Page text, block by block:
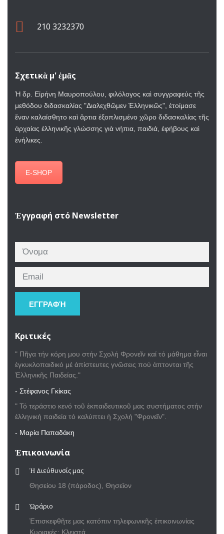
210 3232370
Σχετικὰ μ' ἐμᾶς
Ἡ δρ. Εἰρήνη Μαυροπούλου, φιλόλογος καὶ συγγραφεύς τῆς
μεθόδου διδασκαλίας "Διαλεχθῶμεν Ἐλληνικῶς", ἐτοίμασε
ἕναν καλαίσθητο καὶ ἄρτια ἐξοπλισμένο χῶρο διδασκαλίας τῆς
ἀρχαίας ἑλληνικῆς γλώσσης γιὰ νήπια, παιδιά, ἐφήβους καὶ
ἐνήλικες.
E-SHOP
Ἐγγραφή στό Newsletter
Κριτικές
" Πῆγα τήν κόρη μου στήν Σχολή Φρονεῖν καί τό μάθημα εἶναι
ἐγκυκλοπαιδικό μέ ἀπίστευτες γνῶσεις πού ἁπτονται τῆς
Ἑλληνικῆς Παιδείας."
- Στέφανος Γκίκας
" Τό τεράστιο κενό τοῦ ἐκπαιδευτικοῦ μας συστήματος στήν
ἑλληνική παιδεία τό καλύπτει ἡ Σχολή "Φρονεῖν".
- Μαρία Παπαδάκη
Ἐπικοινωνία
Ἡ Διεύθυνσίς μας
Θησείου 18 (πάροδος), Θησεῑον
Ὡράριο
Ἐπισκεφθῆτε μας κατόπιν τηλεφωνικῆς ἐπικοινωνίας
Κυριακές: Κλειστά